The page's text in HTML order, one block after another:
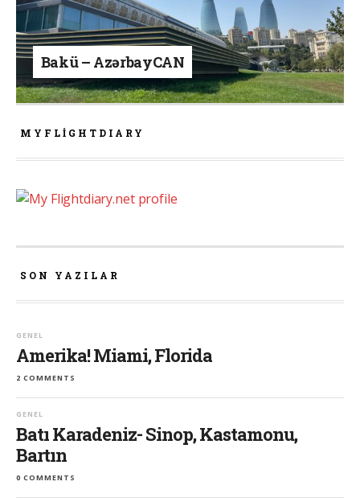
Bakü – AzərbayCAN
MYFLIGHTDIARY
SON YAZILAR
GENEL
Amerika! Miami, Florida
2 COMMENTS
GENEL
Batı Karadeniz- Sinop, Kastamonu,
Bartın
0 COMMENTS